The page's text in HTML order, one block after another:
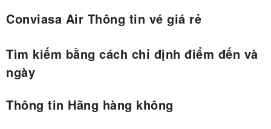
Conviasa Air Thông tin vé giá rẻ
Tìm kiếm bằng cách chỉ định điểm đến và
ngày
Thông tin Hãng hàng không